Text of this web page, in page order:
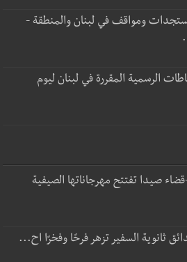
ومواقف في لبنان والمنطقة -
الرسمية المقررة في لبنان ليوم
صيدا تفتتح مهرجاناتها الصيفية
ثانوية السفير تزهر فرحًا وفخرًا اح...